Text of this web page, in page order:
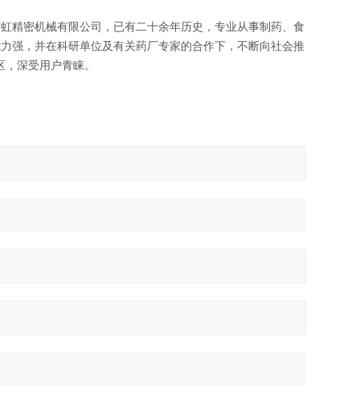
密机械有限公司，已有二十余年历史，专业从事制药、食
强，并在科研单位及有关药厂专家的合作下，不断向社会推
深受用户青睐。